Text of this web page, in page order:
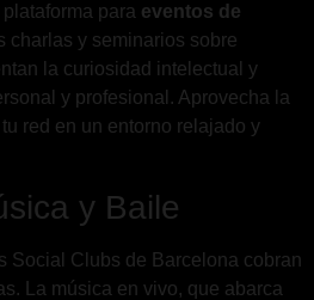
para eventos de
charlas y seminarios sobre
la curiosidad intelectual y
y profesional. Aprovecha la
red en un entorno relajado y
y Baile
Social Clubs de Barcelona cobran
La música en vivo, que abarca